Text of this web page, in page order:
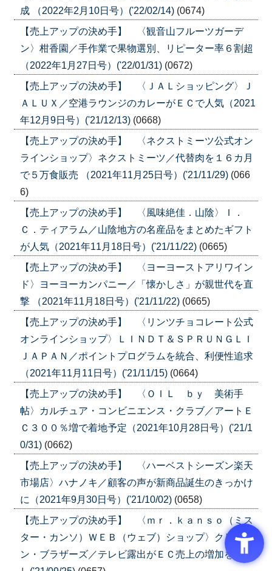
成 （2022年2月10日号）('22/02/14) (0674)
【売上アップの決め手】 〈観音山フルーツガーデ
ン〉柑香園／手作業で果物選別、リピーター率６割超
（2022年1月27日号）('22/01/31) (0672)
【売上アップの決め手】 〈ＪＡＬショッピング〉Ｊ
ＡＬＵＸ／空港ラウンジのカレーがＥＣで人気（2021
年12月9日号）('21/12/13) (0668)
【売上アップの決め手】 〈ネクストミーツ公式オン
ラインショップ〉ネクストミーツ／代替肉を１６カ月
で５万食販売 （2021年11月25日号）('21/11/29) (066
6)
【売上アップの決め手】 〈風味絶佳．山陰〉Ｉ．
Ｃ．ティアラム／山陰地方の名産品をまとめたギフト
が人気（2021年11月18日号）('21/11/22) (0665)
【売上アップの決め手】 〈ヨーヨーストアリワイン
ド〉ヨーヨーカンパニー／「懐かしさ」が親世代を直
撃 （2021年11月18日号）('21/11/22) (0665)
【売上アップの決め手】 〈リンツチョコレート公式
オンラインショップ〉ＬＩＮＤＴ＆ＳＰＲＵＮＧＬＩ
ＪＡＰＡＮ／ポイントプログラムを統合、利便性追求
（2021年11月11日号）('21/11/15) (0664)
【売上アップの決め手】 〈ＯＩＬ ｂｙ 美術手
帖〉カルチュア・コンビニエンス・クラブ／アートＥ
Ｃ３００％増で着地予定（2021年10月28日号）('21/1
0/31) (0662)
【売上アップの決め手】 〈ハーベストシーズン楽天
市場店〉ハナノキ／顧客の声が新商品誕生のきっかけ
に（2021年9月30日号）('21/10/02) (0658)
【売上アップの決め手】 〈ｍｒ．ｋａｎｓｏ（ミス
ター・カンソ）ＷＥＢ（ウェブ）ショップ〉クリー
ン・ブラザーズ／テレビ露出がＥＣ売上の増加を後押